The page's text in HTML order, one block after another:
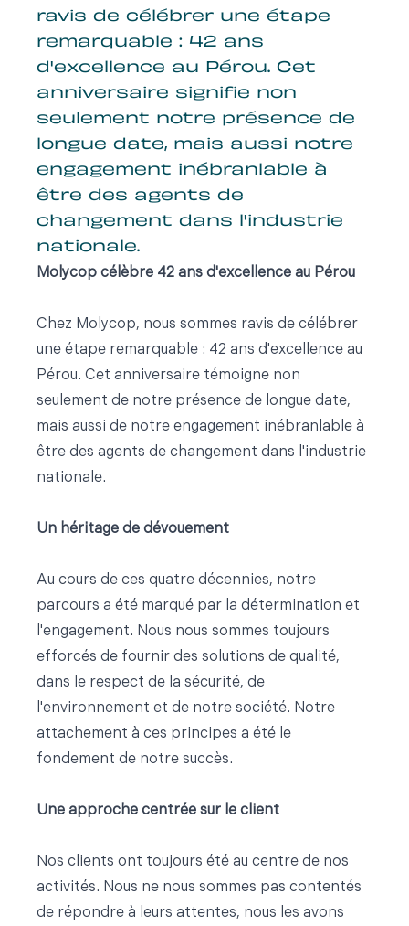
ravis de célébrer une étape
remarquable : 42 ans
d'excellence au Pérou. Cet
anniversaire signifie non
seulement notre présence de
longue date, mais aussi notre
engagement inébranlable à
être des agents de
changement dans l'industrie
nationale.
Molycop célèbre 42 ans d'excellence au Pérou
Chez Molycop, nous sommes ravis de célébrer
une étape remarquable : 42 ans d'excellence au
Pérou. Cet anniversaire témoigne non
seulement de notre présence de longue date,
mais aussi de notre engagement inébranlable à
être des agents de changement dans l'industrie
nationale.
Un héritage de dévouement
Au cours de ces quatre décennies, notre
parcours a été marqué par la détermination et
l'engagement. Nous nous sommes toujours
efforcés de fournir des solutions de qualité,
dans le respect de la sécurité, de
l'environnement et de notre société. Notre
attachement à ces principes a été le
fondement de notre succès.
Une approche centrée sur le client
Nos clients ont toujours été au centre de nos
activités. Nous ne nous sommes pas contentés
de répondre à leurs attentes, nous les avons